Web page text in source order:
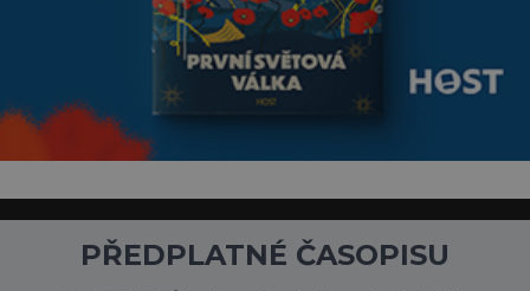
PŘEDPLATNÉ ČASOPISU